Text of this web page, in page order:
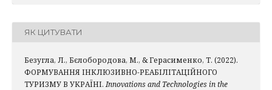
ЯК ЦИТУВАТИ
Безугла, Л., Бєлобородова, М., & Герасименко, Т. (2022).
ФОРМУВАННЯ ІНКЛЮЗИВНО-РЕАБІЛІТАЦІЙНОГО
ТУРИЗМУ В УКРАЇНІ.Innovations and Technologies in the